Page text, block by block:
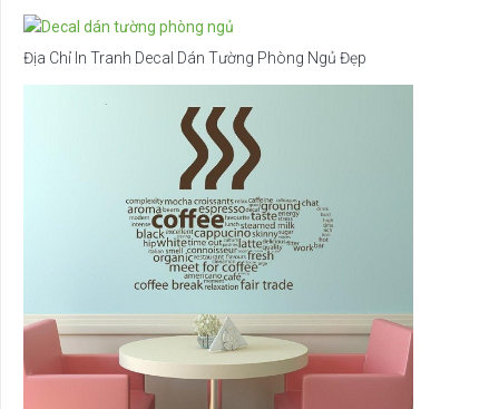
Địa Chỉ In Tranh Decal Dán Tường Phòng Ngủ Đẹp